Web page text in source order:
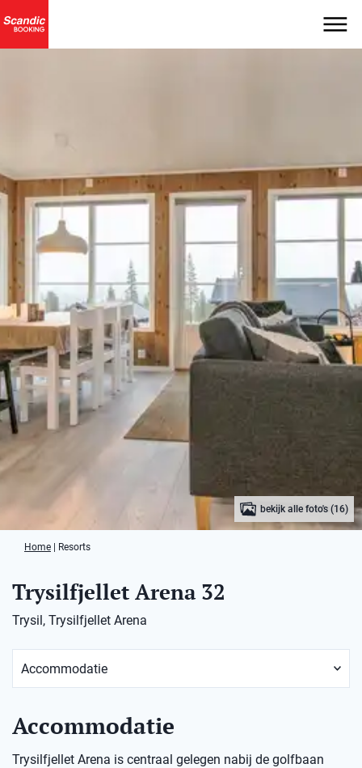
bekijk alle foto's (16)
Home Resorts
Trysilfjellet Arena 32
Trysil, Trysilfjellet Arena
Accommodatie
Trysilfjellet Arena is centraal gelegen nabij de golfbaan